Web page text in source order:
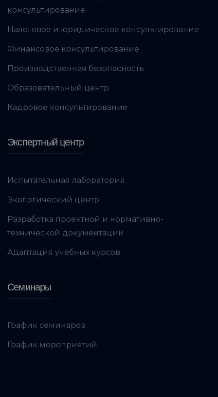
консультирование
Налоговое и юридическое консультирование
Финансовое консультирование
Производственная безопасность
Образовательный центр
Кадровое консультирование
Экспертный центр
Испытательная лаборатория
Экологический центр
Разработка проектной и нормативно-
технической документации
Адаптация учебных курсов
Семинары
График семинаров
График мероприятий